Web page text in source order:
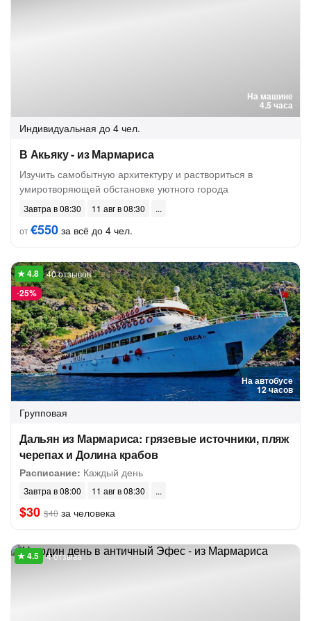
На машине
4.5 часа
Индивидуальная до 4 чел.
В Акьяку - из Мармариса
Изучить самобытную архитектуру и раствориться в
умиротворяющей обстановке уютного города
Завтра в 08:30
11 авг в 08:30
от€550 за всё до 4 чел.
На автобусе
12 часов
-25%
40 отзывов
Групповая
Дальян из Мармариса: грязевые источники, пляж
черепах и Долина крабов
Расписание: Каждый день
Завтра в 08:00 11 авг в 08:30
$30 $40 за человека
4 отзыва